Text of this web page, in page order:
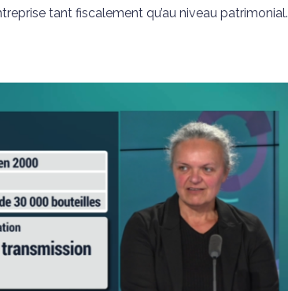
tant fiscalement qu’au niveau patrimonial.